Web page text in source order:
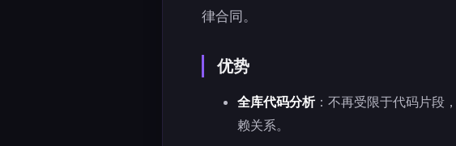
律合同。
优势
全库代码分析：不再受限于代码片段
赖关系。